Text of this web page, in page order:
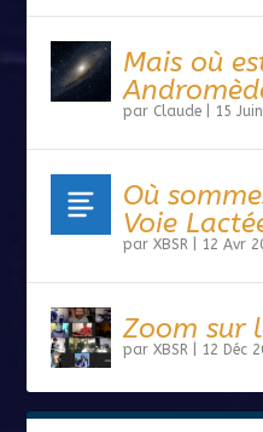
Mais où
par Claude 15
Où
Voie
parXBSR 12 Avr
Zoom sur
parXBSR 12 Déc